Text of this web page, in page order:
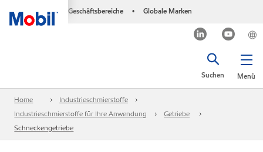
Geschäftsbereiche • Globale Marken
Menü
Suchen
Home
Industrieschmierstoffe
Industrieschmierstoffe für Ihre Anwendung
Getriebe
Schneckengetriebe